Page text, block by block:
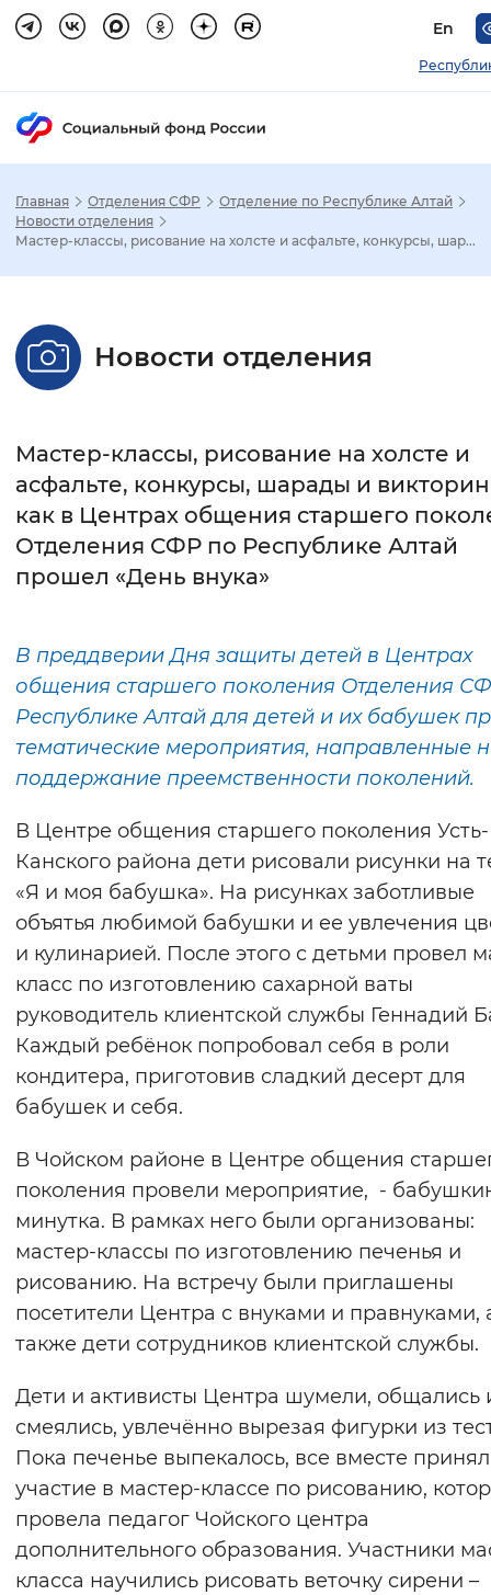
En
Настройка режима отображения
Стандартный Увеличенный
Интервал между буквами
Нормальный Увеличенный
Инверсивный
Синий фон
Изображения
Включены Выключены
Звуковой ассистент
Воспроизвести Остановить
Вернуть стандартные настройки
Главная Отделения СФР
Отделение по Республике Алтай
Новости отделения
Мастер-классы, рисование на холсте и асфальте, конкурсы, шар...
Новости отделения
Мастер-классы, рисование на холсте и
асфальте, конкурсы, шарады и
как в Центрах общения старшего
Отделения СФР по Республике Алтай
прошел «День внука»
В преддверии Дня защиты детей в Центрах
общения старшего поколения Отделения
Республике Алтай для детей и их бабушек
тематические мероприятия, направленные
поддержание преемственности поколений.
В Центре общения старшего поколения Усть-
Канского района дети рисовали рисунки на
«Я и моя бабушка». На рисунках заботливые
объятья любимой бабушки и ее увлечения
и кулинарией. После этого с детьми провел
класс по изготовлению сахарной ваты
руководитель клиентской службы Геннадий
Каждый ребёнок попробовал себя в роли
кондитера, приготовив сладкий десерт для
бабушек и себя.
В Чойском районе в Центре общения
поколения провели мероприятие, -
минутка. В рамках него были организованы:
мастер-классы по изготовлению печенья и
рисованию. На встречу были приглашены
посетители Центра с внуками и правнуками,
также дети сотрудников клиентской службы.
Дети и активисты Центра шумели, общались
смеялись, увлечённо вырезая фигурки из
Пока печенье выпекалось, все вместе
участие в мастер-классе по рисованию,
провела педагог Чойского центра
дополнительного образования. Участники
класса научились рисовать веточку сирени –